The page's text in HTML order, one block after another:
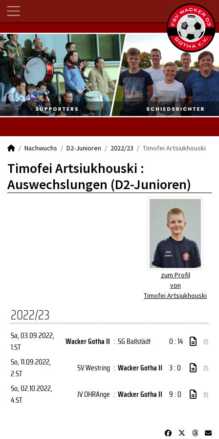
Nachwuchs D2-Junioren 2022/23 Timofei Artsiukhouski
Timofei Artsiukhouski :
Auswechslungen (D2-Junioren)
zum Profil
von
Timofei Artsiukhouski
2022/23
Sa, 03.09.2022,
1.ST
Wacker Gotha II : SG Ballstädt 0 : 14 (1)
So, 11.09.2022,
2.ST
SV Westring : Wacker Gotha II 3 : 0 (1)
So, 02.10.2022,
4.ST
JV OHRAnge : Wacker Gotha II 9 : 0 (1)